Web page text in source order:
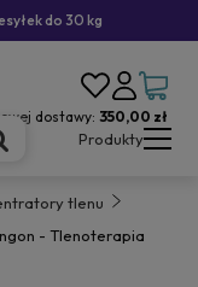
do 30 kg
dostawy: 350,00 zł
Produkty
tlenu
- Tlenoterapia